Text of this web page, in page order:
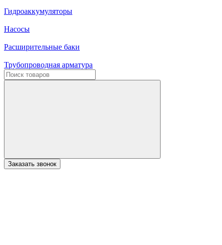
Гидроаккумуляторы
Насосы
Расширительные баки
Трубопроводная арматура
Заказать звонок